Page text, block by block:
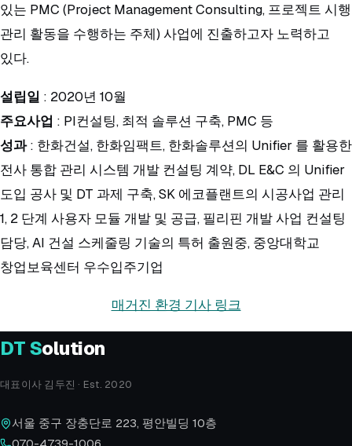
있는 PMC (Project Management Consulting, 프로젝트 시행
관리 활동을 수행하는 주체) 사업에 진출하고자 노력하고
있다.
설립일 : 2020년 10월
주요사업 : PI컨설팅, 최적 솔루션 구축, PMC 등
성과: 한화건설, 한화임팩트, 한화솔루션의 Unifier 를 활용한
전사 통합 관리 시스템 개발 컨설팅 계약, DL E&C 의 Unifier
도입 공사 및 DT 과제 구축, SK 에코플랜트의 시공사업 관리
1, 2 단계 사용자 모듈 개발 및 공급, 필리핀 개발 사업 컨설팅
담당, AI 건설 스케줄링 기술의 특허 출원중, 중앙대학교
창업보육센터 우수입주기업
매거진 환경 기사 링크
DTSolution
대표이사 김두진 · Est. 2020
서울 중구 장충단로 223, 평안빌딩 10층